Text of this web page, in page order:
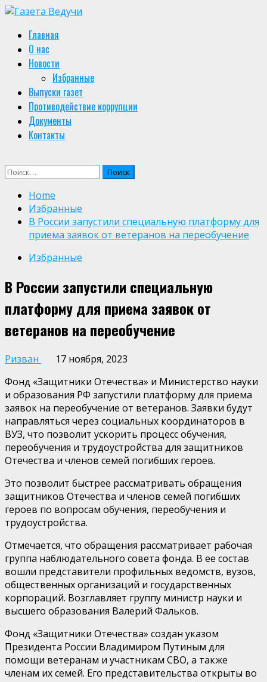
Skip
content
Primary
Menu
Главная
О нас
Новости
Избранные
Выпуски газет
Противодействие коррупции
Документы
Контакты
Найти:
Home
Избранные
В России запустили специальную платформу для
приема заявок от ветеранов на переобучение
Избранные
В России запустили специальную
платформу для приема заявок от
ветеранов на переобучение
Ризван
17 ноября, 2023
Фонд «Защитники Отечества» и Министерство науки
и образования РФ запустили платформу для приема
заявок на переобучение от ветеранов. Заявки будут
направляться через социальных координаторов в
ВУЗ, что позволит ускорить процесс обучения,
переобучения и трудоустройства для защитников
Отечества и членов семей погибших героев.
Это позволит быстрее рассматривать обращения
защитников Отечества и членов семей погибших
героев по вопросам обучения, переобучения и
трудоустройства.
Отмечается, что обращения рассматривает рабочая
группа наблюдательного совета фонда. В ее состав
вошли представители профильных ведомств, вузов,
общественных организаций и государственных
корпораций. Возглавляет группу министр науки и
высшего образования Валерий Фальков.
Фонд «Защитники Отечества» создан указом
Президента России Владимиром Путиным для
помощи ветеранам и участникам СВО, а также
членам их семей. Его представительства открыты во